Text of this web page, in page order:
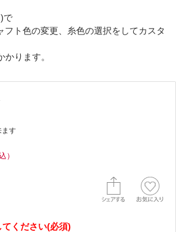
で
フト色の変更、糸色の選択をしてカスタ
ります。
ます
）
ください(必須)